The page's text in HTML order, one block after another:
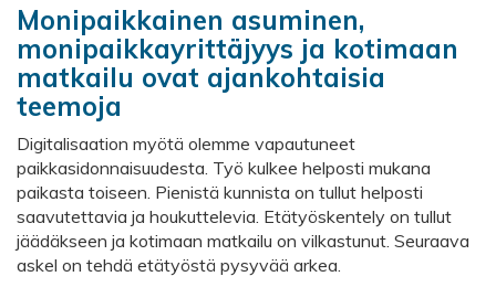
Monipaikkainen asuminen,
monipaikkayrittäjyys ja kotimaan
matkailu ovat ajankohtaisia
teemoja
Digitalisaation myötä olemme vapautuneet
paikkasidonnaisuudesta. Työ kulkee helposti mukana
paikasta toiseen. Pienistä kunnista on tullut helposti
saavutettavia ja houkuttelevia. Etätyöskentely on tullut
jäädäkseen ja kotimaan matkailu on vilkastunut. Seuraava
askel on tehdä etätyöstä pysyvää arkea.